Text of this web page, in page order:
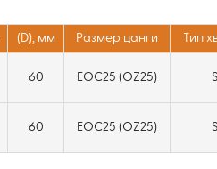
(D), мм Размер цанги Тип
60 EOC25 (OZ25)
60 EOC25 (OZ25)